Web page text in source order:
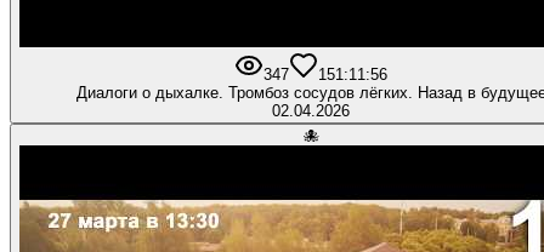
347 151:11:56
Диалоги о дыхалке. Тромбоз сосудов лёгких. Назад в
02.04.2026
🐙